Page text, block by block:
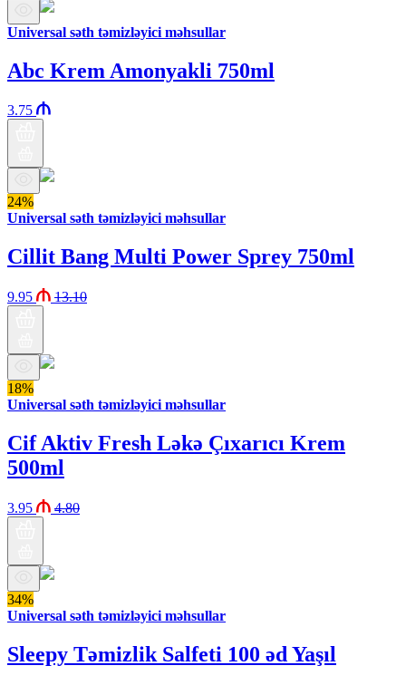
Universal səth təmizləyici məhsullar
Abc Krem Amonyakli 750ml
3.75
24%
Universal səth təmizləyici məhsullar
Cillit Bang Multi Power Sprey 750ml
9.95 13.10
18%
Universal səth təmizləyici məhsullar
Cif Aktiv Fresh Ləkə Çıxarıcı Krem
500ml
3.95 4.80
34%
Universal səth təmizləyici məhsullar
Sleepy Təmizlik Salfeti 100 əd Yaşıl